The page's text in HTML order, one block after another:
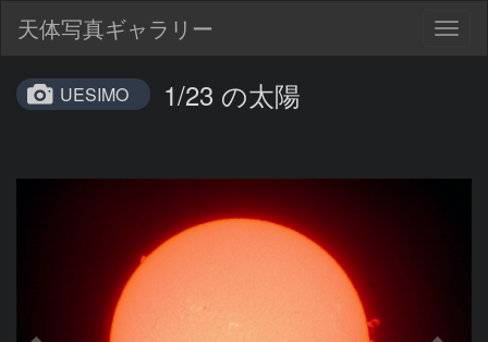
天体写真ギャラリー
UESIMO 1/23 の太陽